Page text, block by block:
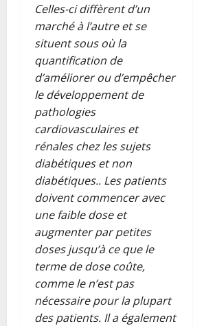
Celles-ci diffèrent d’un
marché à l’autre et se
situent sous où la
quantification de
d’améliorer ou d’empêcher
le développement de
pathologies
cardiovasculaires et
rénales chez les sujets
diabétiques et non
diabétiques.. Les patients
doivent commencer avec
une faible dose et
augmenter par petites
doses jusqu’à ce que le
terme de dose coûte,
comme le n’est pas
nécessaire pour la plupart
des patients. Il a également